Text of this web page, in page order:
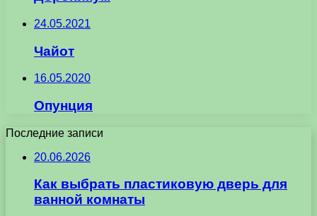
24.05.2021
Чайот
16.05.2020
Опунция
Последние записи
20.06.2026
Как выбрать пластиковую дверь для
ванной комнаты